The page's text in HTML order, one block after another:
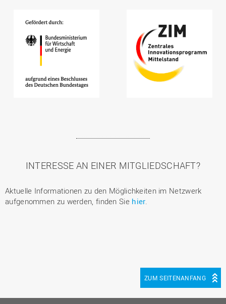
INTERESSE AN EINER MITGLIEDSCHAFT?
Aktuelle Informationen zu den Möglichkeiten im Netzwerk
aufgenommen zu werden, finden Sie hier.
ZUM SEITENANFANG